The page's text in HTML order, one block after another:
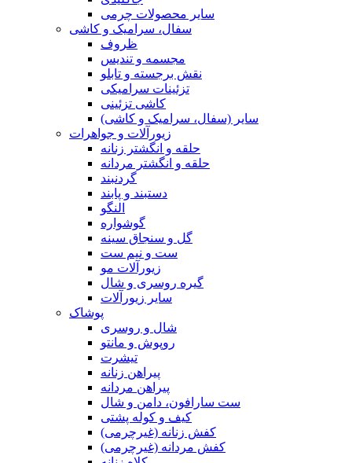
سایر محصولات چرمی
سفال، سرامیک و کاشی
ظروف
مجسمه و تندیس
نقش برجسته و تابلو
تزئینات سرامیکی
کاشی تزئینی
سایر (سفال، سرامیک و کاشی)
زیورآلات و جواهرات
حلقه و انگشتر زنانه
حلقه و انگشتر مردانه
گردنبند
دستبند و پابند
النگو
گوشواره
گل و سنجاق سینه
ست و نیم ست
زیورآلات مو
گیره روسری و شال
سایر زیورآلات
پوشاک
شال و روسری
روپوش و مانتو
تیشرت
پیراهن زنانه
پیراهن مردانه
ست سارافون، دامن و شال
کیف و کوله پشتی
کفش زنانه (غیرچرمی)
کفش مردانه (غیرچرمی)